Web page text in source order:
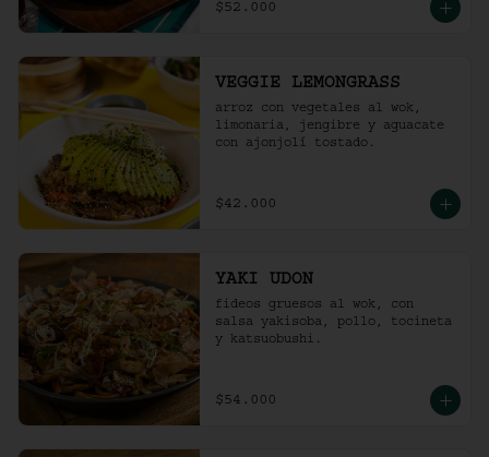
$52.000
VEGGIE LEMONGRASS
arroz con vegetales al wok,
limonaria, jengibre y aguacate
con ajonjolí tostado.
$42.000
YAKI UDON
fideos gruesos al wok, con
salsa yakisoba, pollo, tocineta
y katsuobushi.
$54.000